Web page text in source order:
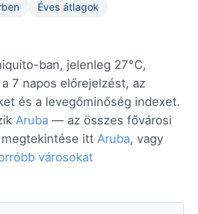
Éves átlagok
ban, jelenleg 27°C,
7 napos előrejelzést, az
és a levegőminőség indexet.
Aruba — az összes fővárosi
megtekintése itt Aruba, vagy
városokat